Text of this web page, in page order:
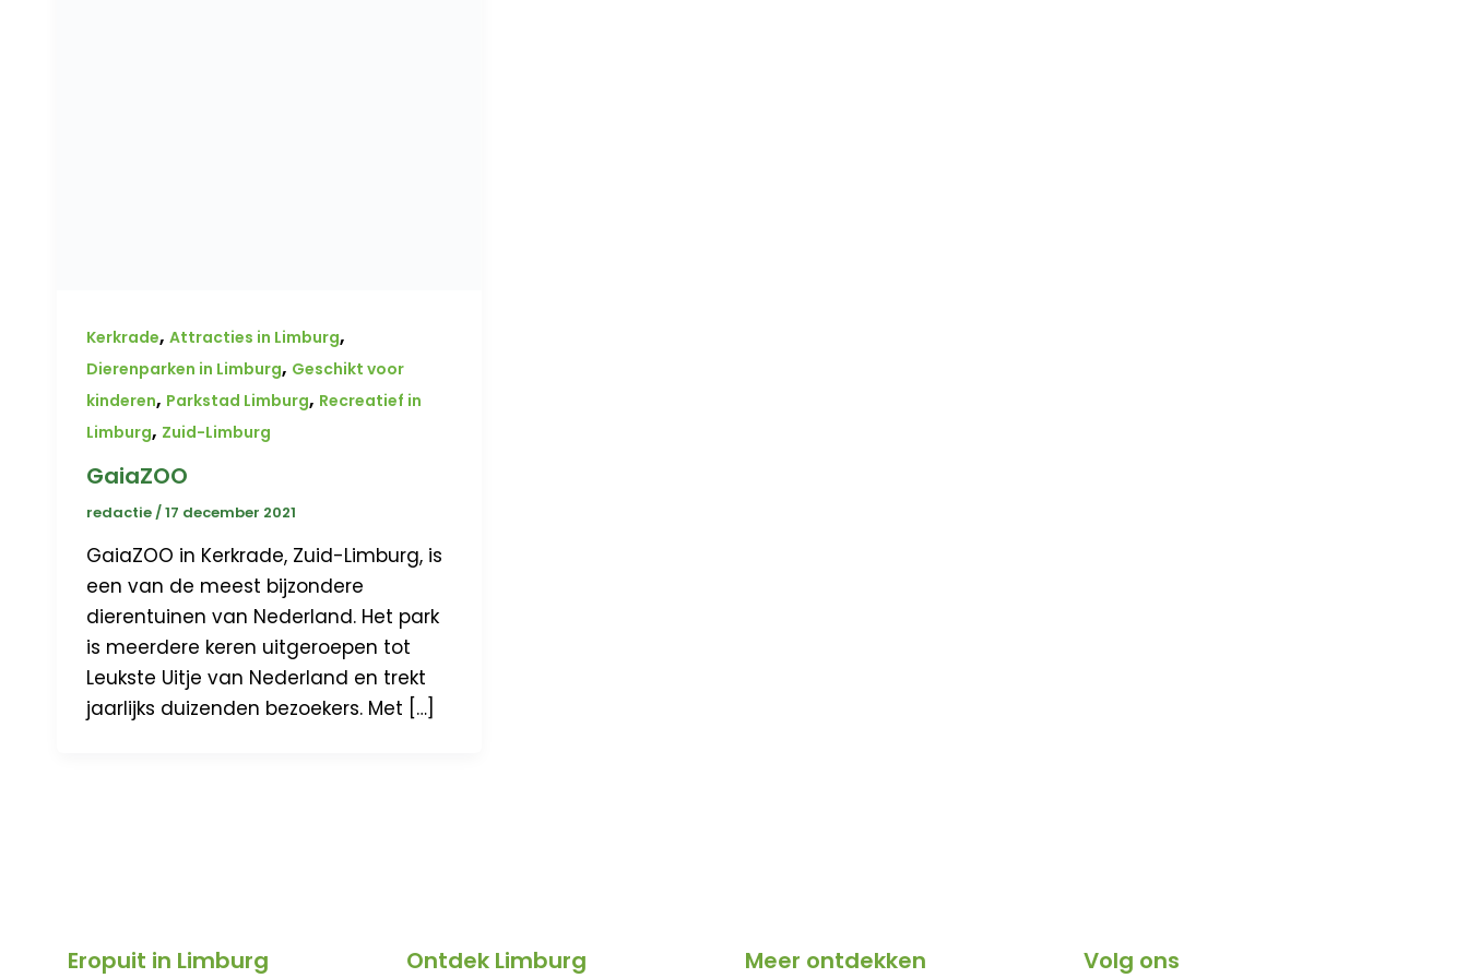
Kerkrade, Attracties in Limburg,
Dierenparken in Limburg, Geschikt voor
kinderen, Parkstad Limburg, Recreatief in
Limburg, Zuid-Limburg
GaiaZOO
redactie/17 december 2021
GaiaZOO in Kerkrade, Zuid-Limburg, is
een van de meest bijzondere
dierentuinen van Nederland. Het park
is meerdere keren uitgeroepen tot
Leukste Uitje van Nederland en trekt
jaarlijks duizenden bezoekers. Met […]
Eropuit in Limburg Ontdek Limburg Meer ontdekken Volg ons